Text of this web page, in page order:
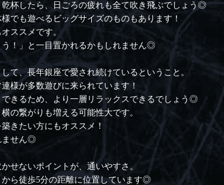
杯したら、日ごろの疲れも全て吹き飛ぶでしょう◎
でも遊べるビッグサイズのものもあります！
ススメです。
！」と一目置かれるかもしれません◎
て、長年銀座で愛され続けているということ。
様が多数遊びに来られています！
きるため、より一層リラックスできるでしょう◎
の繋がりも増える可能性大です。
きたい方にもオススメ！
ません◎
せないポイントが、通いやすさ。
から徒歩5分の距離に位置しています◎